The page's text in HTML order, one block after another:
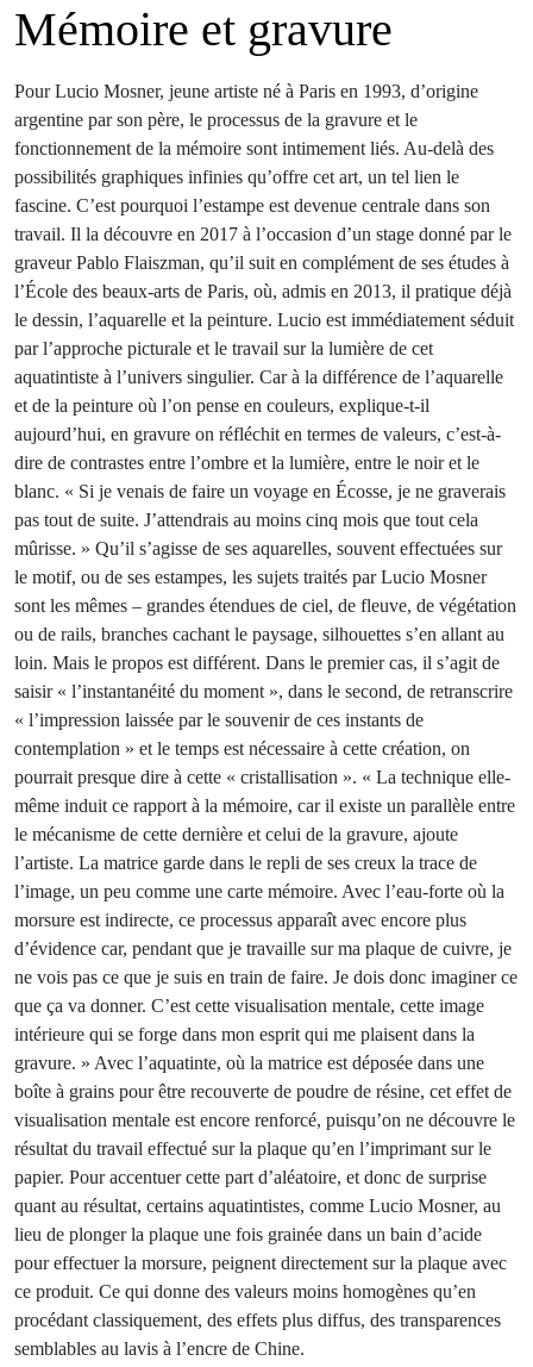
Mémoire et gravure
Pour Lucio Mosner, jeune artiste né à Paris en 1993, d’origine
argentine par son père, le processus de la gravure et le
fonctionnement de la mémoire sont intimement liés. Au-delà des
possibilités graphiques infinies qu’offre cet art, un tel lien le
fascine. C’est pourquoi l’estampe est devenue centrale dans son
travail. Il la découvre en 2017 à l’occasion d’un stage donné par le
graveur Pablo Flaiszman, qu’il suit en complément de ses études à
l’École des beaux-arts de Paris, où, admis en 2013, il pratique déjà
le dessin, l’aquarelle et la peinture. Lucio est immédiatement séduit
par l’approche picturale et le travail sur la lumière de cet
aquatintiste à l’univers singulier. Car à la différence de l’aquarelle
et de la peinture où l’on pense en couleurs, explique-t-il
aujourd’hui, en gravure on réfléchit en termes de valeurs, c’est-à-
dire de contrastes entre l’ombre et la lumière, entre le noir et le
blanc. « Si je venais de faire un voyage en Écosse, je ne graverais
pas tout de suite. J’attendrais au moins cinq mois que tout cela
mûrisse. » Qu’il s’agisse de ses aquarelles, souvent effectuées sur
le motif, ou de ses estampes, les sujets traités par Lucio Mosner
sont les mêmes – grandes étendues de ciel, de fleuve, de végétation
ou de rails, branches cachant le paysage, silhouettes s’en allant au
loin. Mais le propos est différent. Dans le premier cas, il s’agit de
saisir « l’instantanéité du moment », dans le second, de retranscrire
« l’impression laissée par le souvenir de ces instants de
contemplation » et le temps est nécessaire à cette création, on
pourrait presque dire à cette « cristallisation ». « La technique elle-
même induit ce rapport à la mémoire, car il existe un parallèle entre
le mécanisme de cette dernière et celui de la gravure, ajoute
l’artiste. La matrice garde dans le repli de ses creux la trace de
l’image, un peu comme une carte mémoire. Avec l’eau-forte où la
morsure est indirecte, ce processus apparaît avec encore plus
d’évidence car, pendant que je travaille sur ma plaque de cuivre, je
ne vois pas ce que je suis en train de faire. Je dois donc imaginer ce
que ça va donner. C’est cette visualisation mentale, cette image
intérieure qui se forge dans mon esprit qui me plaisent dans la
gravure. » Avec l’aquatinte, où la matrice est déposée dans une
boîte à grains pour être recouverte de poudre de résine, cet effet de
visualisation mentale est encore renforcé, puisqu’on ne découvre le
résultat du travail effectué sur la plaque qu’en l’imprimant sur le
papier. Pour accentuer cette part d’aléatoire, et donc de surprise
quant au résultat, certains aquatintistes, comme Lucio Mosner, au
lieu de plonger la plaque une fois grainée dans un bain d’acide
pour effectuer la morsure, peignent directement sur la plaque avec
ce produit. Ce qui donne des valeurs moins homogènes qu’en
procédant classiquement, des effets plus diffus, des transparences
semblables au lavis à l’encre de Chine.